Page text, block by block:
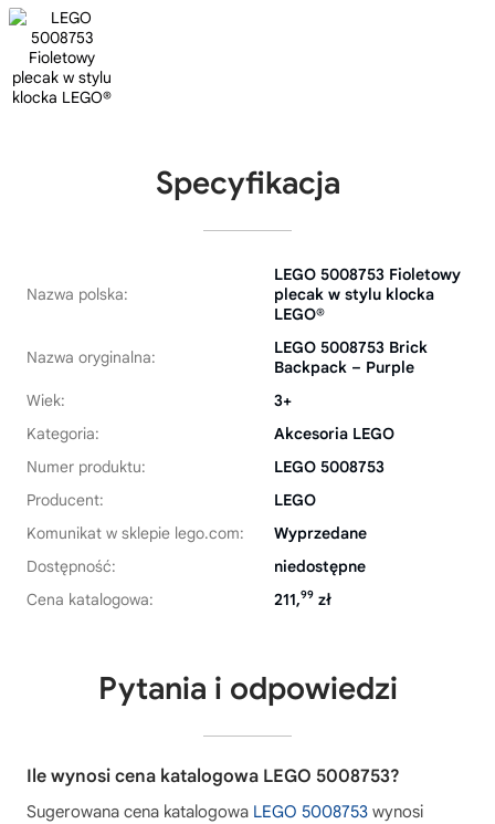
Specyfikacja
Nazwa polska:
LEGO 5008753 Fioletowy
plecak w stylu klocka
LEGO®
Nazwa oryginalna:
LEGO 5008753 Brick
Backpack – Purple
Wiek:
3+
Kategoria:
Akcesoria LEGO
Numer produktu:
LEGO 5008753
Producent:
LEGO
Komunikat w sklepie lego.com:
Wyprzedane
Dostępność:
niedostępne
Cena katalogowa:
211,99 zł
Pytania i odpowiedzi
Ile wynosi cena katalogowa LEGO 5008753?
Sugerowana cena katalogowa LEGO 5008753 wynosi